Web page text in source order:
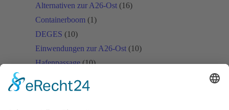
Alternativen zur A26-Ost (16)
Containerboom (1)
DEGES (10)
Einwendungen zur A26-Ost (10)
Hafenpassage(10)
Haupt-Hafenroute Hamburg